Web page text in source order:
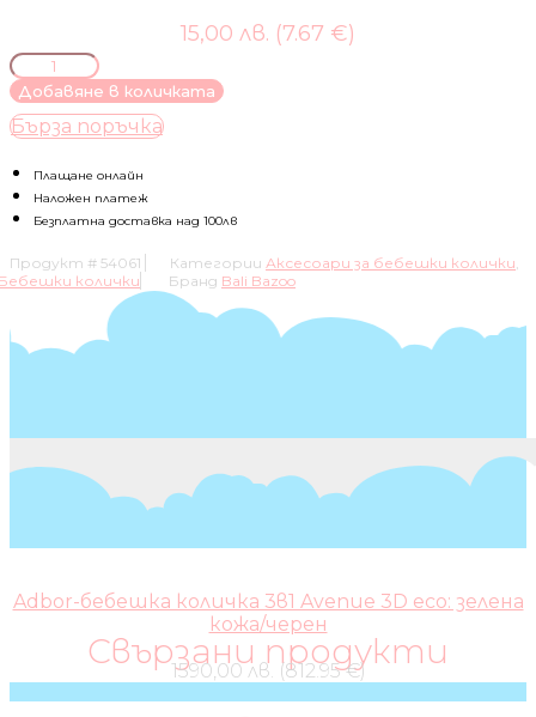
15,00 лв. (7.67 €)
количество
за
ИГРАЧКА
КОНТРАСТИРАЩА
DANNY
81049
Добавяне в количката
Бърза поръчка
Плащане онлайн
Наложен платеж
Безплатна доставка над 100лв
Продукт # 54061 Категории Аксесоари за бебешки колички,
колички
Бранд Bali Bazoo
Свързани продукти
Adbor-бебешка количка 3в1 Avenue 3D eco: зелена
кожа/черен
1590,00 лв. (812.95 €)